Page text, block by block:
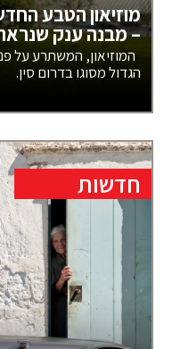
מוזיאון הטבע
– מבנה ענק
הגדול מסוגו בדרום סין.
חדשות